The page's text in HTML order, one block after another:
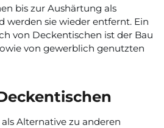
bis zur Aushärtung als
werden sie wieder entfernt. Ein
von Deckentischen ist der Bau
von gewerblich genutzten
Alternative zu anderen